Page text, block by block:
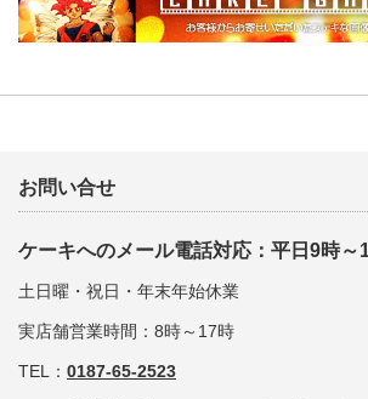
お問い合せ
ケーキへのメール電話対応：平日9時～
土日曜・祝日・年末年始休業
実店舗営業時間：8時～17時
TEL： 0187-65-2523